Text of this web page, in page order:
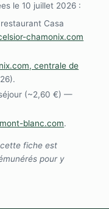
le 10 juillet 2026 :
Casa
chamonix.com
centrale de
(~2,60 €) —
blanc.com.
fiche est
pour y